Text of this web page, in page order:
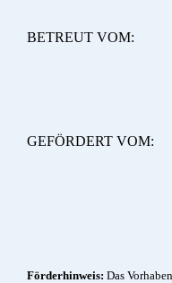
BETREUT VOM:
GEFÖRDERT VOM:
Förderhinweis: Das